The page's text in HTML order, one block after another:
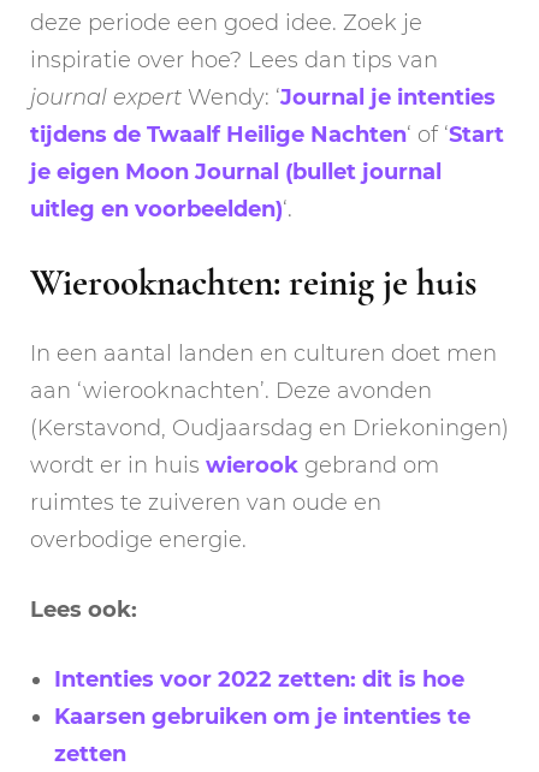
deze periode een goed idee. Zoek je
inspiratie over hoe? Lees dan tips van
journal expert Wendy: ‘Journal je intenties
tijdens de Twaalf Heilige Nachten‘ of ‘Start
je eigen Moon Journal (bullet journal
uitleg en voorbeelden)‘.
Wierooknachten: reinig je huis
In een aantal landen en culturen doet men
aan ‘wierooknachten’. Deze avonden
(Kerstavond, Oudjaarsdag en Driekoningen)
wordt er in huis wierook gebrand om
ruimtes te zuiveren van oude en
overbodige energie.
Lees ook:
Intenties voor 2022 zetten: dit is hoe
Kaarsen gebruiken om je intenties te
zetten